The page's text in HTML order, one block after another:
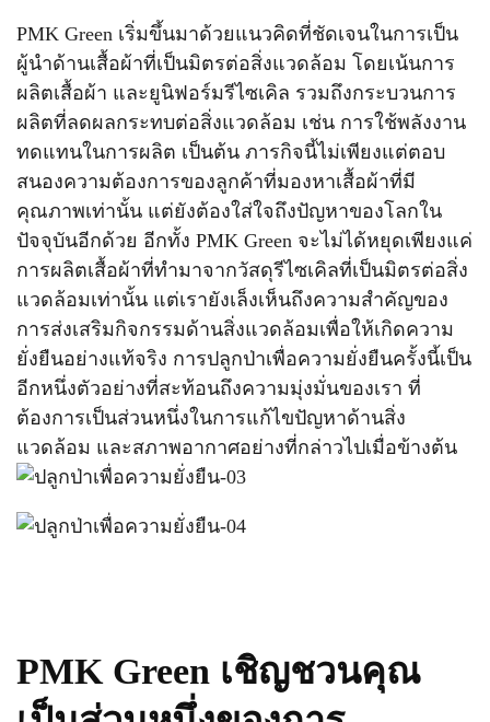
PMK Green เริ่มขึ้นมาด้วยแนวคิดที่ชัดเจนในการเป็น
ผู้นำด้านเสื้อผ้าที่เป็นมิตรต่อสิ่งแวดล้อม โดยเน้นการ
ผลิตเสื้อผ้า และยูนิฟอร์มรีไซเคิล รวมถึงกระบวนการ
ผลิตที่ลดผลกระทบต่อสิ่งแวดล้อม เช่น การใช้พลังงาน
ทดแทนในการผลิต เป็นต้น ภารกิจนี้ไม่เพียงแต่ตอบ
สนองความต้องการของลูกค้าที่มองหาเสื้อผ้าที่มี
คุณภาพเท่านั้น แต่ยังต้องใส่ใจถึงปัญหาของโลกใน
ปัจจุบันอีกด้วย อีกทั้ง PMK Green จะไม่ได้หยุดเพียงแค่
การผลิตเสื้อผ้าที่ทำมาจากวัสดุรีไซเคิลที่เป็นมิตรต่อสิ่ง
แวดล้อมเท่านั้น แต่เรายังเล็งเห็นถึงความสำคัญของ
การส่งเสริมกิจกรรมด้านสิ่งแวดล้อมเพื่อให้เกิดความ
ยั่งยืนอย่างแท้จริง การปลูกป่าเพื่อความยั่งยืนครั้งนี้เป็น
อีกหนึ่งตัวอย่างที่สะท้อนถึงความมุ่งมั่นของเรา ที่
ต้องการเป็นส่วนหนึ่งในการแก้ไขปัญหาด้านสิ่ง
แวดล้อม และสภาพอากาศอย่างที่กล่าวไปเมื่อข้างต้น
PMK Green เชิญชวนคุณ